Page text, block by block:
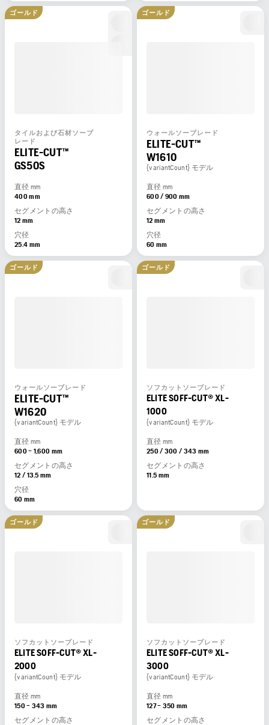
ゴールド
タイルおよび石材ソーブ
レード
ELITE-CUT™
GS50S
直径 mm
400 mm
セグメントの高さ
12 mm
穴径
25.4 mm
ゴールド
ウォールソーブレード
ELITE-CUT™
W1610
{variantCount} モデル
直径 mm
600 / 900 mm
セグメントの高さ
12 mm
穴径
60 mm
ゴールド
ウォールソーブレード
ELITE-CUT™
W1620
{variantCount} モデル
直径 mm
600 – 1,600 mm
セグメントの高さ
12 / 13.5 mm
穴径
60 mm
ゴールド
ソフカットソーブレード
ELITE SOFF-CUT® XL-
1000
{variantCount} モデル
直径 mm
250 / 300 / 343 mm
セグメントの高さ
11.5 mm
ゴールド
ソフカットソーブレード
ELITE SOFF-CUT® XL-
2000
{variantCount} モデル
直径 mm
150 – 343 mm
セグメントの高さ
ゴールド
ソフカットソーブレード
ELITE SOFF-CUT® XL-
3000
{variantCount} モデル
直径 mm
127 – 350 mm
セグメントの高さ